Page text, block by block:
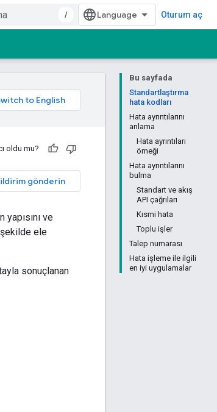
/ Oturum aç
Bu sayfada
Standartlaştırma
hata kodları
Hata ayrıntılarını
anlama
Hata ayrıntıları
örneği
Hata ayrıntılarını
bulma
Standart ve akış
API çağrıları
Kısmi hata
Toplu işler
Talep numarası
Hata işleme ile ilgili
en iyi uygulamalar
oldu mu?
gönderin
ve
şekilde ele
sonuçlanan